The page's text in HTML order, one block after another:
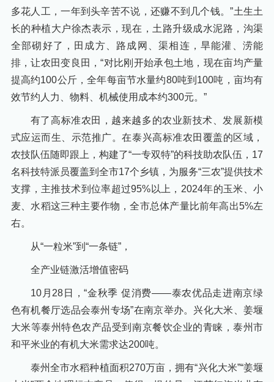
多花人工，一年到头辛苦不说，还赚不到几个钱。”土生土
长的种植大户徐杰表示，现在，土路升级成水泥路，沟渠
全部砌好了，田成方、路成网、渠相连，旱能灌、涝能
排，让农田变良田，“对比刚开始承包土地，现在亩均产量
提高约100公斤，全年每亩节水量约80吨到100吨，亩均有
效节约人力、物料、机械使用成本约300元。”
有了高标准农田，越来越多的农业新技术、发展新模
式应运而生、示范推广。在泰兴高标准农田覆盖的区域，
农技队伍随即跟上，构建了“一专双特”的科技助农队伍，17
名科技特派员覆盖到全市17个乡镇，为服务“三农”提供技术
支撑，主推技术到位率超过95%以上，2024年的玉米、小
麦、水稻这三种主要作物，全市总体产量比前年高出5%左
右。
从“一粒米”到“一条链”，
全产业链激活增值密码
10月28日，“金秋季 促消费——泰农优品走进南京绿
色有机餐厅选品会泰州专场”在南京举办。兴化大米、姜堰
大米等泰州特色农产品受到南京餐饮企业的青睐，泰州市
和平米业的有机大米需求达200吨。
泰州全市水稻种植面积270万亩，拥有“兴化大米”“姜堰